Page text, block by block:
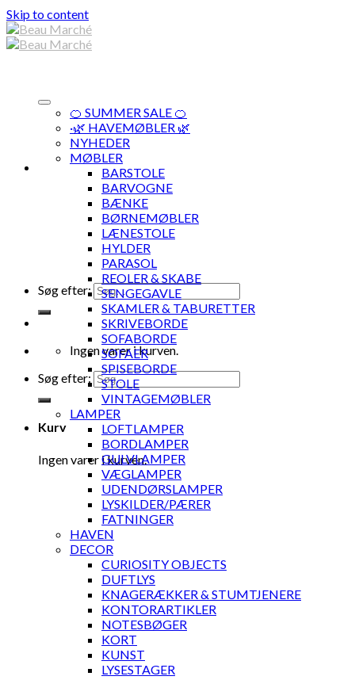
Skip to content
Søg efter:
Ingen varer i kurven.
Søg efter:
Kurv
Ingen varer i kurven.
🍊 SUMMER SALE 🍊
·🌿 HAVEMØBLER 🌿
NYHEDER
MØBLER
BARSTOLE
BARVOGNE
BÆNKE
BØRNEMØBLER
LÆNESTOLE
HYLDER
PARASOL
REOLER & SKABE
SENGEGAVLE
SKAMLER & TABURETTER
SKRIVEBORDE
SOFABORDE
SOFAER
SPISEBORDE
STOLE
VINTAGEMØBLER
LAMPER
LOFTLAMPER
BORDLAMPER
GULVLAMPER
VÆGLAMPER
UDENDØRSLAMPER
LYSKILDER/PÆRER
FATNINGER
HAVEN
DECOR
CURIOSITY OBJECTS
DUFTLYS
KNAGERÆKKER & STUMTJENERE
KONTORARTIKLER
NOTESBØGER
KORT
KUNST
LYSESTAGER